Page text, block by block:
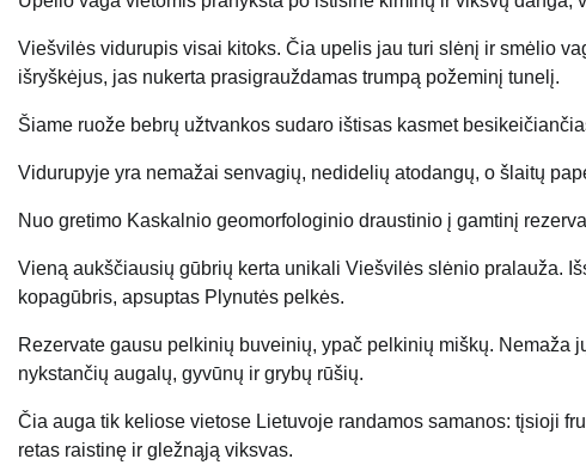
Viešvilės vidurupis visai kitoks. Čia upelis jau turi slėnį ir smėlio
išryškėjus, jas nukerta prasigrauždamas trumpą požeminį tunelį.
Šiame ruože bebrų užtvankos sudaro ištisas kasmet
Vidurupyje yra nemažai senvagių, nedidelių atodangų, o šlaitų
Nuo gretimo Kaskalnio geomorfologinio draustinio į gamtinį
Vieną aukščiausių gūbrių kerta unikali Viešvilės slėnio pralauža.
kopagūbris, apsuptas Plynutės pelkės.
Rezervate gausu pelkinių buveinių, ypač pelkinių miškų.
nykstančių augalų, gyvūnų ir grybų rūšių.
Čia auga tik keliose vietose Lietuvoje randamos samanos: tįsioji
retas raistinę ir gležnąją viksvas.